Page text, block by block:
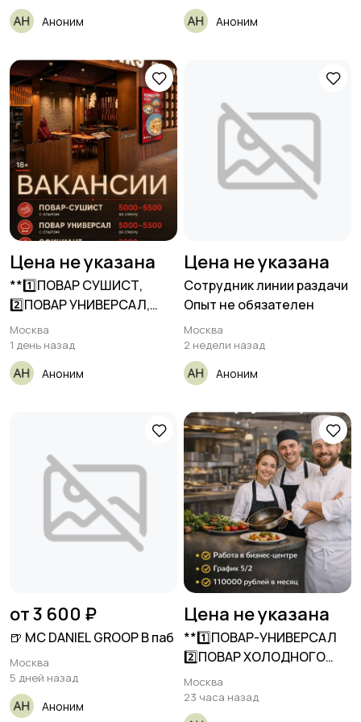
Аноним Аноним
Цена не указана
**1️⃣ПОВАР СУШИСТ,
2️⃣ПОВАР УНИВЕРСАЛ,
3️⃣ОФИЦИАНТ**
__ТАКЭ__
Москва
1 день назад
Аноним
Цена не указана
Сотрудник линии раздачи
Опыт не обязателен
Москва
2 недели назад
Аноним
от 3 600 ₽
🍺 MC DANIEL GROOP В паб
Москва
5 дней назад
Аноним
Цена не указана
**1️⃣ПОВАР-УНИВЕРСАЛ
2️⃣ПОВАР ХОЛОДНОГО
ЦЕХА/РАЗДАЧИ** **От 110
Москва
23 часа назад